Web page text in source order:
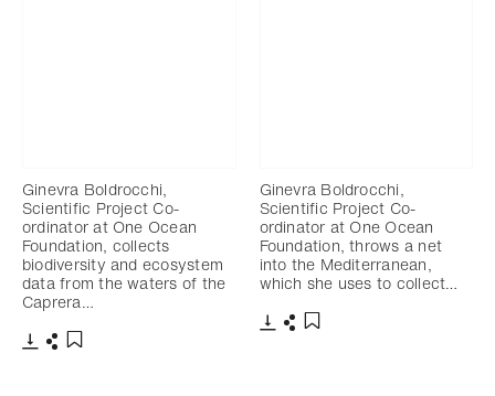
Ginevra Boldrocchi,
Scientific Project Co-
ordinator at One Ocean
Foundation, collects
biodiversity and ecosystem
data from the waters of the
Caprera…
Ginevra Boldrocchi,
Scientific Project Co-
ordinator at One Ocean
Foundation, throws a net
into the Mediterranean,
which she uses to collect…